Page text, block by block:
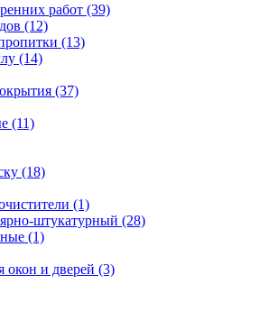
работ (39)
(12)
(13)
(14)
(37)
(11)
(18)
(1)
штукатурный (28)
(1)
окон и дверей (3)